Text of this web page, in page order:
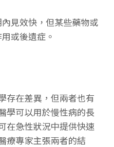
見效快，但某些藥物或
或後遺症。
存在差異，但兩者也有
學可以用於慢性病的長
在急性狀況中提供快速
療專家主張兩者的結